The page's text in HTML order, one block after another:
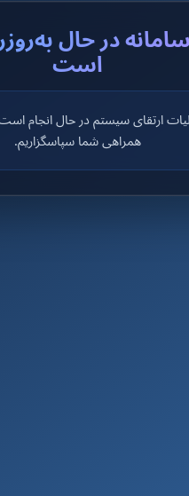
در حال
است
ارتقای سیستم در حال انجام
همراهی شما سپاسگزاریم.